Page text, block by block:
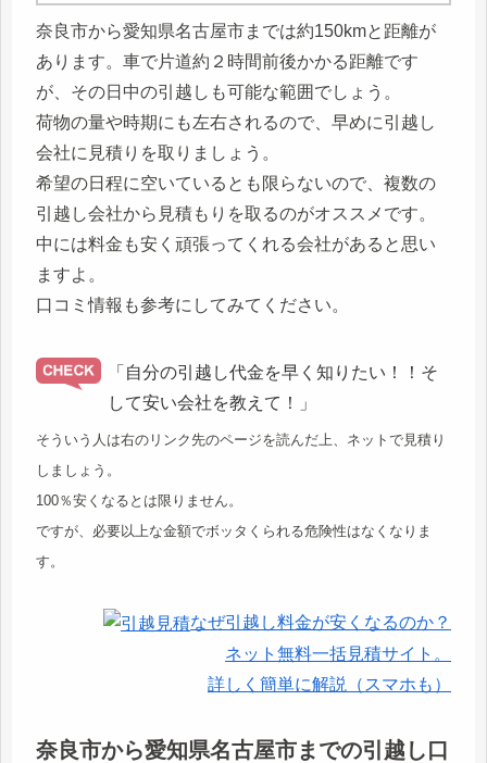
奈良市から愛知県名古屋市までは約150kmと距離が
あります。車で片道約２時間前後かかる距離です
が、その日中の引越しも可能な範囲でしょう。
荷物の量や時期にも左右されるので、早めに引越し
会社に見積りを取りましょう。
希望の日程に空いているとも限らないので、複数の
引越し会社から見積もりを取るのがオススメです。
中には料金も安く頑張ってくれる会社があると思い
ますよ。
口コミ情報も参考にしてみてください。
「自分の引越し代金を早く知りたい！！そ
して安い会社を教えて！」
そういう人は右のリンク先のページを読んだ上、ネットで見積り
しましょう。
100％安くなるとは限りません。
ですが、必要以上な金額でボッタくられる危険性はなくなりま
す。
なぜ引越し料金が安くなるのか？
ネット無料一括見積サイト。
詳しく簡単に解説（スマホも）
奈良市から愛知県名古屋市までの引越し口